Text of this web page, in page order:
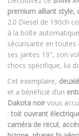
premium alliant
2.0 Diesel de 190ch
à la boîte
sécurisante en
ses jantes 19", son
chocs spécifique, lui
Cet exemplaire,
et a bénéficié d’un
Dakota noirvous
:toit ouvrant
caméra de recul,